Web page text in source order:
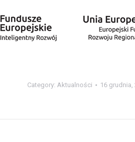
Category: Aktualności 16 grudnia,